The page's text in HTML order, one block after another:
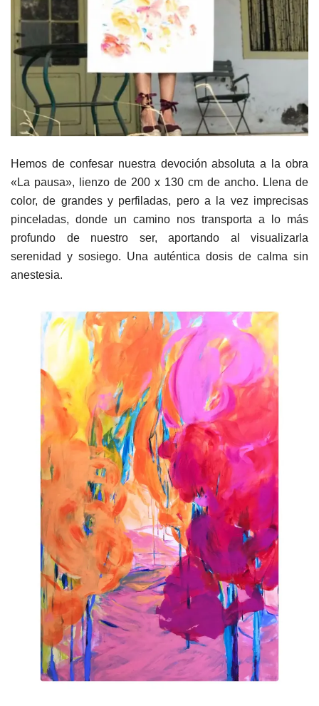
Hemos de confesar nuestra devoción absoluta a la obra
«La pausa», lienzo de 200 x 130 cm de ancho. Llena de
color, de grandes y perfiladas, pero a la vez imprecisas
pinceladas, donde un camino nos transporta a lo más
profundo de nuestro ser, aportando al visualizarla
serenidad y sosiego. Una auténtica dosis de calma sin
anestesia.